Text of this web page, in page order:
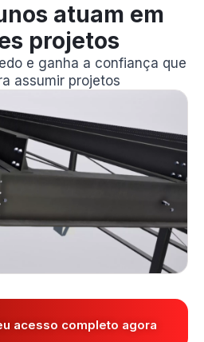
atuam em
projetos
e ganha a confiança que
assumir projetos
acesso completo agora